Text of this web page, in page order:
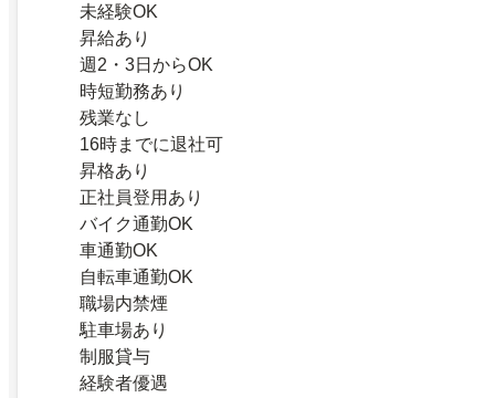
未経験OK
昇給あり
週2・3日からOK
時短勤務あり
残業なし
16時までに退社可
昇格あり
正社員登用あり
バイク通勤OK
車通勤OK
自転車通勤OK
職場内禁煙
駐車場あり
制服貸与
経験者優遇